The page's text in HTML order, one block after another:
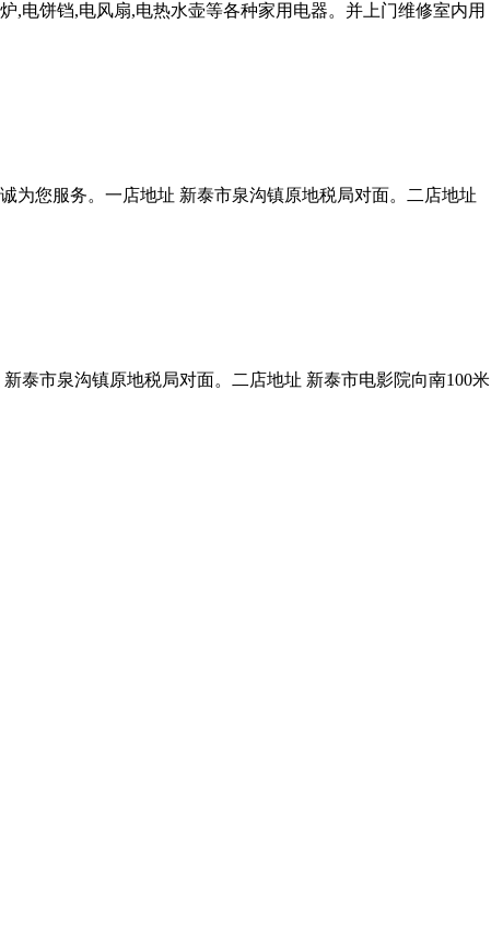
,电饼铛,电风扇,电热水壶等各种家用电器。并上门维修室内用
为您服务。一店地址 新泰市泉沟镇原地税局对面。二店地址
泰市泉沟镇原地税局对面。二店地址 新泰市电影院向南100米